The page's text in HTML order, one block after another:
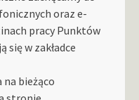
oraz e-
pracy Punktów
w zakładce
bieżąco